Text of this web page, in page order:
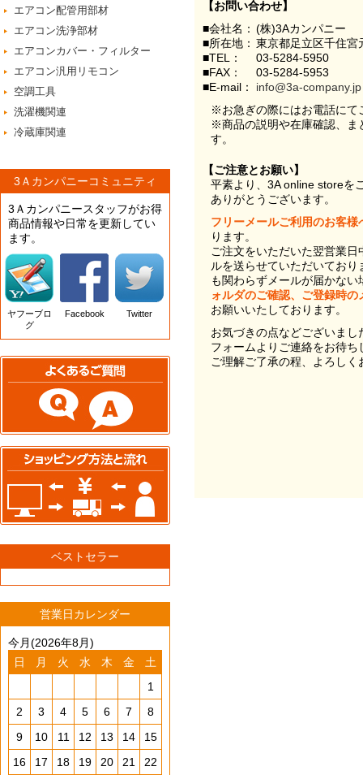
エアコン配管用部材
エアコン洗浄部材
エアコンカバー・フィルター
エアコン汎用リモコン
空調工具
洗濯機関連
冷蔵庫関連
3Ａカンパニーコミュニティ
3Ａカンパニースタッフがお得
商品情報や日常を更新してい
ます。
ヤフーブロ
グ
Facebook Twitter
ベストセラー
営業日カレンダー
今月(2026年8月)
日
月 火 水 木 金
土
1
2
3 4 5 6 7
8
9
10 11 12 13 14
15
16
17 18 19 20 21
22
【お問い合わせ】
■会社名： (株)3Aカンパニー
■所在地： 東京都足立区千住
■TEL：
03-5284-5950
■FAX：
03-5284-5953
■E-mail：
info@3a-company.jp
※お急ぎの際にはお電話にて
※商品の説明や在庫確認、ま
す。
【ご注意とお願い】
平素より、3A online storeを
ありがとうございます。
フリーメールご利用のお客様
ります。
ご注文をいただいた翌営業
ルを送らせていただいてお
も関わらずメールが届かない
ォルダのご確認、ご登録時
お願いいたしております。
お気づきの点などございま
フォームよりご連絡をお待ち
ご理解ご了承の程、よろし